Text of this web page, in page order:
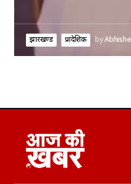
झारखण्ड प्रादेशिक by